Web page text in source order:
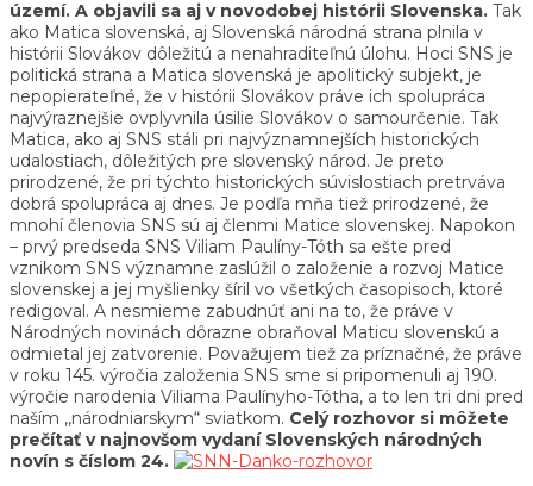
území. A objavili sa aj v novodobej histórii Slovenska. Tak
ako Matica slovenská, aj Slovenská národná strana plnila v
histórii Slovákov dôležitú a nenahraditeľnú úlohu. Hoci SNS je
politická strana a Matica slovenská je apolitický subjekt, je
nepopierateľné, že v histórii Slovákov práve ich spolupráca
najvýraznejšie ovplyvnila úsilie Slovákov o samourčenie. Tak
Matica, ako aj SNS stáli pri najvýznamnejších historických
udalostiach, dôležitých pre slovenský národ. Je preto
prirodzené, že pri týchto historických súvislostiach pretrváva
dobrá spolupráca aj dnes. Je podľa mňa tiež prirodzené, že
mnohí členovia SNS sú aj členmi Matice slovenskej. Napokon
– prvý predseda SNS Viliam Paulíny-Tóth sa ešte pred
vznikom SNS významne zaslúžil o založenie a rozvoj Matice
slovenskej a jej myšlienky šíril vo všetkých časopisoch, ktoré
redigoval. A nesmieme zabudnúť ani na to, že práve v
Národných novinách dôrazne obraňoval Maticu slovenskú a
odmietal jej zatvorenie. Považujem tiež za príznačné, že práve
v roku 145. výročia založenia SNS sme si pripomenuli aj 190.
výročie narodenia Viliama Paulínyho-Tótha, a to len tri dni pred
naším ,,národniarskym“ sviatkom. Celý rozhovor si môžete
prečítať v najnovšom vydaní Slovenských národných
novín s číslom 24.